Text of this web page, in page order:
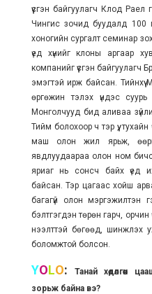
үүсгэн байгуулагч Клод
Чингис зочид буудалд 100
хоногийн сургалт семинар
үед хүнийг клоны аргаар
компанийг үүсгэн
эмэгтэй ирж байсан.
өргөжин тэлэх үндэс
Монголчууд бид аливаа
Тийм болохоор ч тэр үү,
маш олон жил ярьж,
явдлуудаараа олон ном
яриаг нь сонсч байх үед
байсан. Тэр цагаас хойш
багагүй олон мэргэжилтэн
бэлтгэгдэн төрөн гарч,
нээлттэй бөгөөд, шинжлэх
боломжтой болсон.
YOLO:
Танай хөдөлгөөн
зорьж байна вэ?